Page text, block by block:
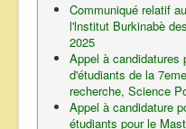
Communiqué relatif
l'lnstitut Burkinabè
2025
Appel à candidatures
d'étudiants de la
recherche, Science
Appel à candidature
étudiants pour le